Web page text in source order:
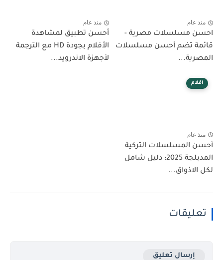
منذ عام
احسن مسلسلات مصرية -
قائمة تضم أحسن مسلسلات
المصرية...
منذ عام
أحسن تطبيق لمشاهدة
الأفلام بجودة HD مع الترجمة
لأجهزة الاندرويد...
افلام
منذ عام
أحسن المسلسلات التركية
المدبلجة 2025: دليل شامل
لكل الاذواق...
تعليقات
إرسال تعليق